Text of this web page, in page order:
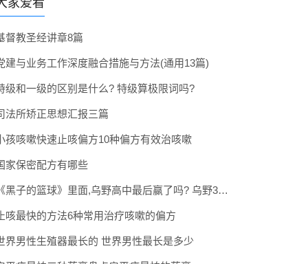
家爱看
督教圣经讲章8篇
建与业务工作深度融合措施与方法(通用13篇)
级和一级的区别是什么? 特级算极限词吗?
法所矫正思想汇报三篇
孩咳嗽快速止咳偏方10种偏方有效治咳嗽
家保密配方有哪些
《黑子的篮球》里面,乌野高中最后赢了吗? 乌野3年拿到全国冠军了吗
咳最快的方法6种常用治疗咳嗽的偏方
界男性生殖器最长的 世界男性最长是多少